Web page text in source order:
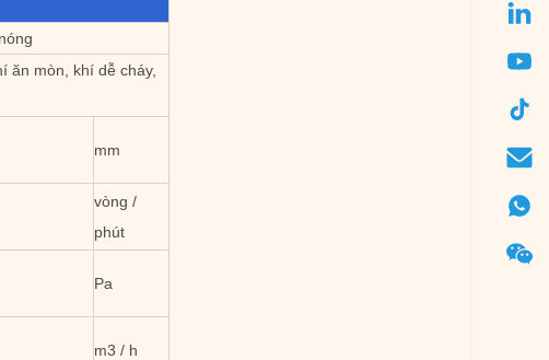
ăn mòn, khí dễ cháy,
mm
vòng /
phút
Pa
m3 / h